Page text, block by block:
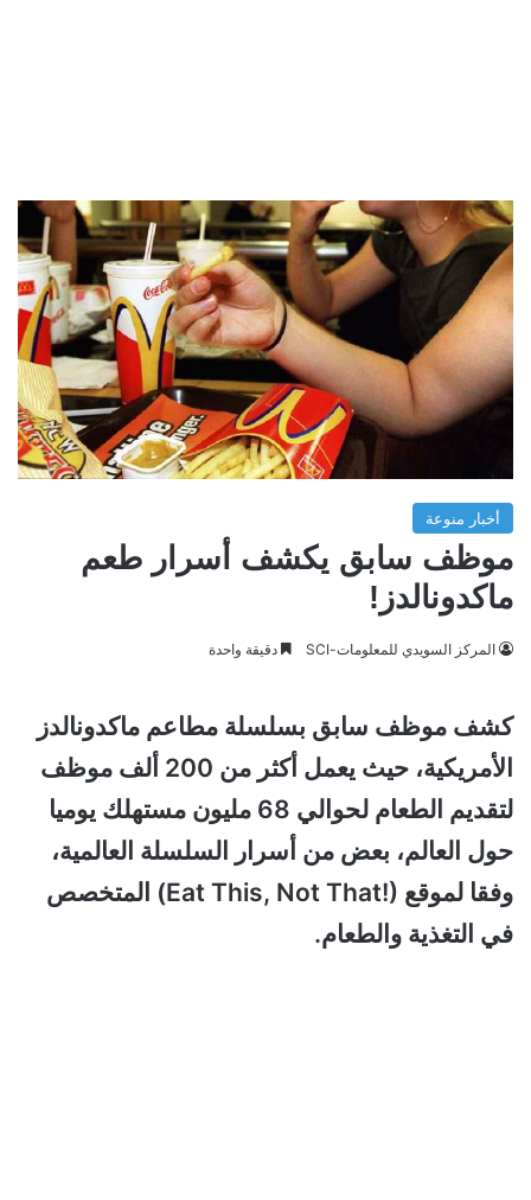
أخبار منوعة
موظف سابق يكشف أسرار طعم
ماكدونالدز!
المركز السويدي للمعلومات-SCI دقيقة واحدة
كشف موظف سابق بسلسلة مطاعم ماكدونالدز
الأمريكية، حيث يعمل أكثر من 200 ألف موظف
لتقديم الطعام لحوالي 68 مليون مستهلك يوميا
حول العالم، بعض من أسرار السلسلة العالمية،
وفقا لموقع (!Eat This, Not That) المتخصص
في التغذية والطعام.